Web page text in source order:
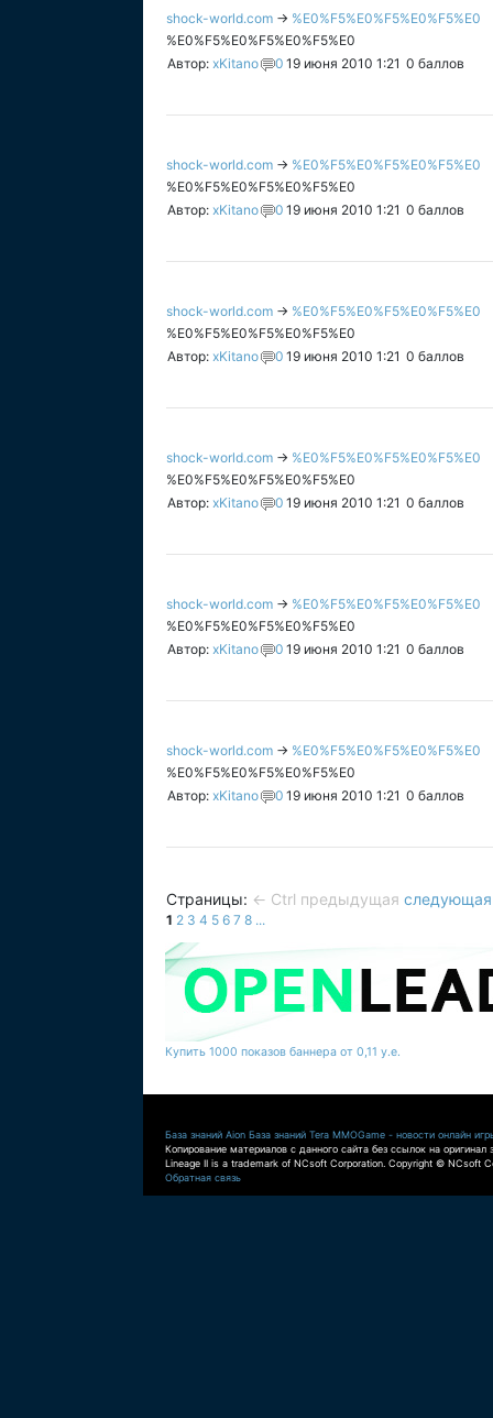
shock-world.com → %E0%F5%E0%F5%E0%F5%E0
%E0%F5%E0%F5%E0%F5%E0
Автор: xKitano 0 19 июня 2010 1:21 0 баллов
shock-world.com → %E0%F5%E0%F5%E0%F5%E0
%E0%F5%E0%F5%E0%F5%E0
Автор: xKitano 0 19 июня 2010 1:21 0 баллов
shock-world.com → %E0%F5%E0%F5%E0%F5%E0
%E0%F5%E0%F5%E0%F5%E0
Автор: xKitano 0 19 июня 2010 1:21 0 баллов
shock-world.com → %E0%F5%E0%F5%E0%F5%E0
%E0%F5%E0%F5%E0%F5%E0
Автор: xKitano 0 19 июня 2010 1:21 0 баллов
shock-world.com → %E0%F5%E0%F5%E0%F5%E0
%E0%F5%E0%F5%E0%F5%E0
Автор: xKitano 0 19 июня 2010 1:21 0 баллов
shock-world.com → %E0%F5%E0%F5%E0%F5%E0
%E0%F5%E0%F5%E0%F5%E0
Автор: xKitano 0 19 июня 2010 1:21 0 баллов
Страницы: ← Ctrl предыдущая
1 2 3 4 5 6 7 8 ...
Купить 1000 показов баннера от 0,11 у.е.
База знаний Aion База знаний Tera MMOGame - новости онлайн
Копирование материалов с данного сайта без ссылок на оригинал
Lineage II is a trademark of NCsoft Corporation. Copyright © NCsoft
Обратная связь